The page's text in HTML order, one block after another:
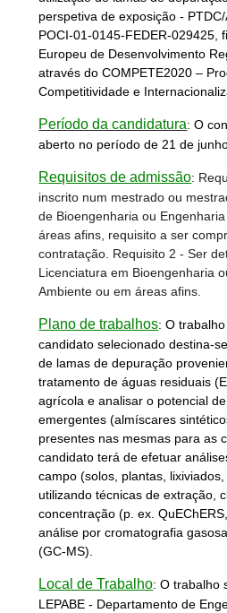
perspetiva de exposição -
POCI-01-0145-FEDER-029425,
Europeu de Desenvolvimento
através do COMPETE2020 –
Competitividade e
Período da candidatura:O
aberto no período de 21 de
Requisitos de admissão:
inscrito num mestrado ou
de Bioengenharia ou
áreas afins, requisito a ser
contratação. Requisito 2- Ser
Licenciatura em Bioengenharia
Ambiente ou em áreas afins.
Plano de trabalhos: O
candidato selecionado destina-
de lamas de depuração
tratamento de águas residuais
agrícola e analisar o potencial
emergentes (almíscares
presentes nas mesmas para as
candidato terá de efetuar
campo (solos, plantas,
utilizando técnicas de extração,
concentração (p. ex.
análise por cromatografia
(GC-MS).
Local de Trabalho: O trabalho
LEPABE - Departamento de